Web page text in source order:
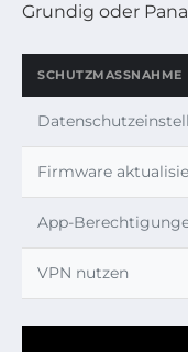
Grundig oder
SCHUTZMASSNAHME
Firmware
App-
VPN nutzen